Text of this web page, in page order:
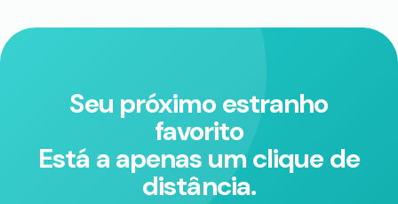
Seu próximo estranho
favorito
Está a apenas um clique de
distância.